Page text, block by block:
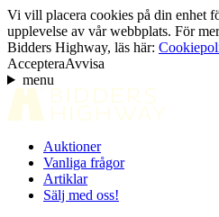
Vi vill placera cookies på din enhet
upplevelse av vår webbplats. För
Bidders Highway, läs här:
AccepteraAvvisa
menu
Auktioner
Vanliga frågor
Artiklar
Sälj med oss!